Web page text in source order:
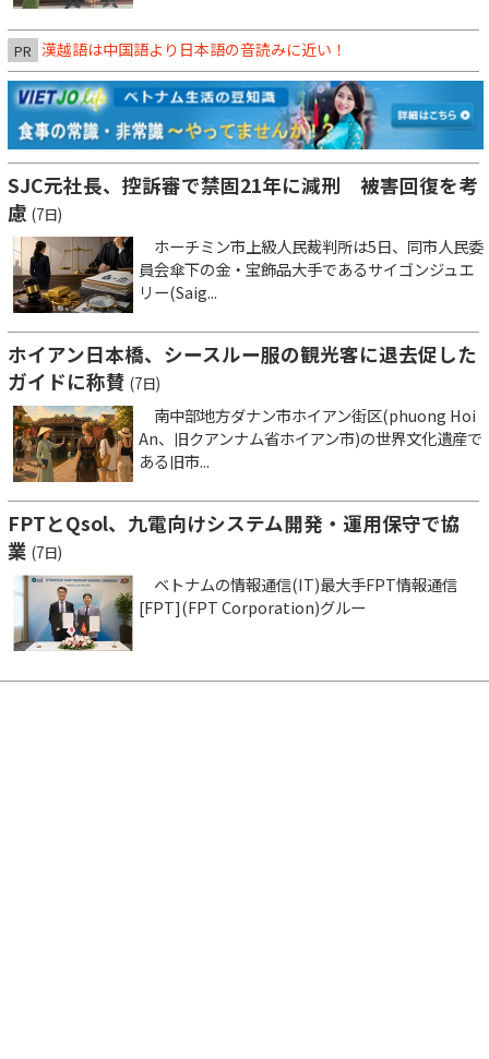
PR 漢越語は中国語より日本語の音読みに近い！
SJC元社長、控訴審で禁固21年に減刑 被害回復を考
慮 (7日)
ホーチミン市上級人民裁判所は5日、同市人民委
員会傘下の金・宝飾品大手であるサイゴンジュエ
リー(Saig...
ホイアン日本橋、シースルー服の観光客に退去促した
ガイドに称賛 (7日)
南中部地方ダナン市ホイアン街区(phuong Hoi
An、旧クアンナム省ホイアン市)の世界文化遺産で
ある旧市...
FPTとQsol、九電向けシステム開発・運用保守で協
業 (7日)
ベトナムの情報通信(IT)最大手FPT情報通信
[FPT](FPT Corporation)グルー